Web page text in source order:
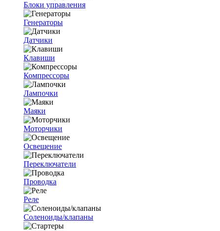
Блоки управления
Генераторы
Датчики
Клавиши
Компрессоры
Лампочки
Маяки
Моторчики
Освещение
Переключатели
Проводка
Реле
Соленоиды/клапаны